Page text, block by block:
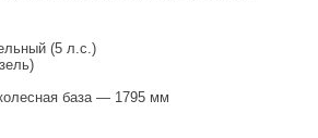
(5 л.с.)
база — 1795 мм